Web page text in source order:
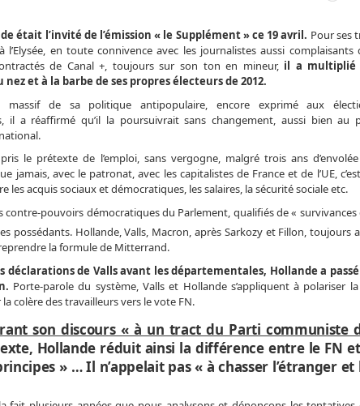
était l’invité de l’émission « le Supplément » ce 19 avril. Pour ses
l’Elysée, en toute connivence avec les journalistes aussi complaisants
de Canal +, toujours sur son ton en mineur, il a multiplié
et à la barbe de ses propres électeurs de 2012.
de sa politique antipopulaire, encore exprimé aux
il a réaffirmé qu’il la poursuivrait sans changement, aussi bien au
le prétexte de l’emploi, sans vergogne, malgré trois ans
jamais, avec le patronat, avec les capitalistes de France et de l’UE,
acquis sociaux et démocratiques, les salaires, la sécurité sociale etc.
pouvoirs démocratiques du Parlement, qualifiés de « survivances
possédants. Hollande, Valls, Macron, après Sarkozy et Fillon, toujours
la formule de Mitterrand.
de Valls avant les départementales, Hollande a
Porte-parole du système, Valls et Hollande s’appliquent à polariser
colère des travailleurs vers le vote FN.
son discours « à un tract du Parti communiste
Hollande réduit ainsi la différence entre le FN
» … Il n’appelait pas « à chasser l’étranger et